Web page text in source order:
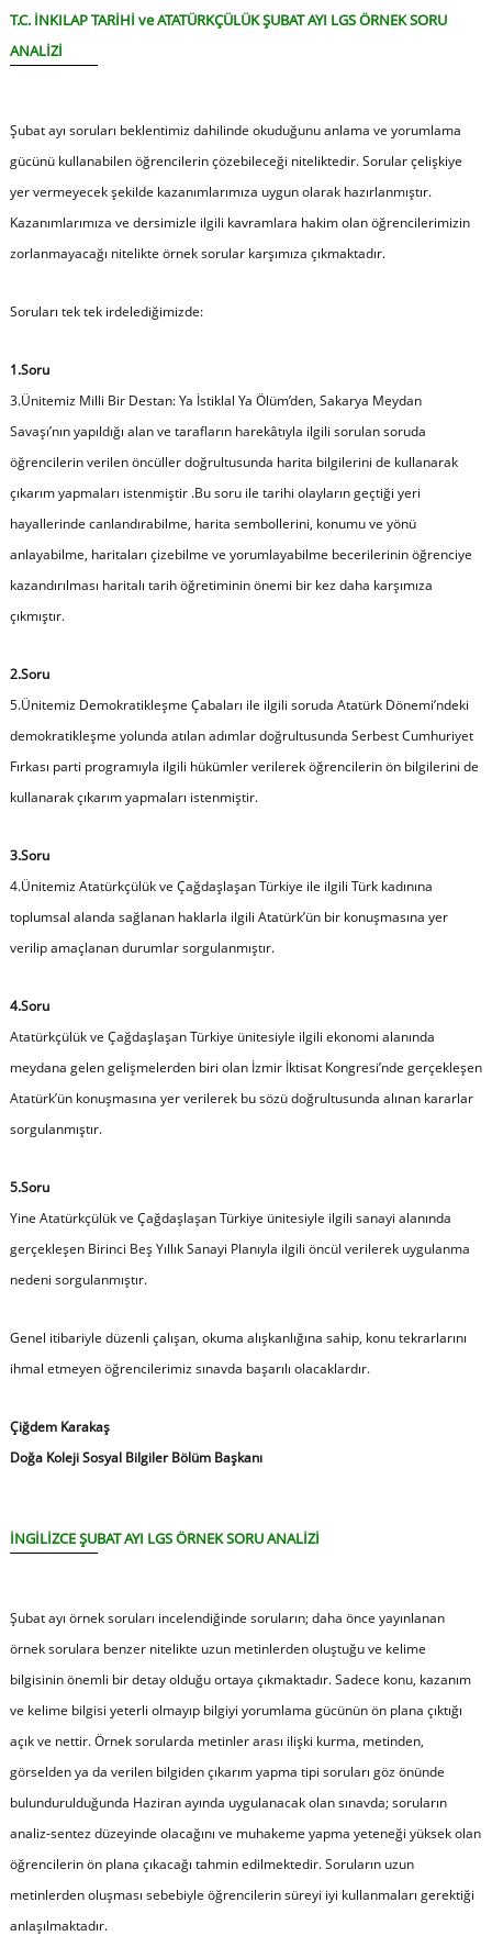
T.C. İNKILAP TARİHİ ve ATATÜRKÇÜLÜK ŞUBAT AYI LGS ÖRNEK SORU
ANALİZİ
Şubat ayı soruları beklentimiz dahilinde okuduğunu anlama ve yorumlama
gücünü kullanabilen öğrencilerin çözebileceği niteliktedir. Sorular çelişkiye
yer vermeyecek şekilde kazanımlarımıza uygun olarak hazırlanmıştır.
Kazanımlarımıza ve dersimizle ilgili kavramlara hakim olan öğrencilerimizin
zorlanmayacağı nitelikte örnek sorular karşımıza çıkmaktadır.
Soruları tek tek irdelediğimizde:
1.Soru
3.Ünitemiz Milli Bir Destan: Ya İstiklal Ya Ölüm’den, Sakarya Meydan
Savaşı’nın yapıldığı alan ve tarafların harekâtıyla ilgili sorulan soruda
öğrencilerin verilen öncüller doğrultusunda harita bilgilerini de kullanarak
çıkarım yapmaları istenmiştir .Bu soru ile tarihi olayların geçtiği yeri
hayallerinde canlandırabilme, harita sembollerini, konumu ve yönü
anlayabilme, haritaları çizebilme ve yorumlayabilme becerilerinin öğrenciye
kazandırılması haritalı tarih öğretiminin önemi bir kez daha karşımıza
çıkmıştır.
2.Soru
5.Ünitemiz Demokratikleşme Çabaları ile ilgili soruda Atatürk Dönemi’ndeki
demokratikleşme yolunda atılan adımlar doğrultusunda Serbest Cumhuriyet
Fırkası parti programıyla ilgili hükümler verilerek öğrencilerin ön bilgilerini de
kullanarak çıkarım yapmaları istenmiştir.
3.Soru
4.Ünitemiz Atatürkçülük ve Çağdaşlaşan Türkiye ile ilgili Türk kadınına
toplumsal alanda sağlanan haklarla ilgili Atatürk’ün bir konuşmasına yer
verilip amaçlanan durumlar sorgulanmıştır.
4.Soru
Atatürkçülük ve Çağdaşlaşan Türkiye ünitesiyle ilgili ekonomi alanında
meydana gelen gelişmelerden biri olan İzmir İktisat Kongresi’nde gerçekleşen
Atatürk’ün konuşmasına yer verilerek bu sözü doğrultusunda alınan kararlar
sorgulanmıştır.
5.Soru
Yine Atatürkçülük ve Çağdaşlaşan Türkiye ünitesiyle ilgili sanayi alanında
gerçekleşen Birinci Beş Yıllık Sanayi Planıyla ilgili öncül verilerek uygulanma
nedeni sorgulanmıştır.
Genel itibariyle düzenli çalışan, okuma alışkanlığına sahip, konu tekrarlarını
ihmal etmeyen öğrencilerimiz sınavda başarılı olacaklardır.
Çiğdem Karakaş
Doğa Koleji Sosyal Bilgiler Bölüm Başkanı
İNGİLİZCEŞUBAT AYI LGS ÖRNEK SORU ANALİZİ
Şubat ayı örnek soruları incelendiğinde soruların; daha önce yayınlanan
örnek sorulara benzer nitelikte uzun metinlerden oluştuğu ve kelime
bilgisinin önemli bir detay olduğu ortaya çıkmaktadır. Sadece konu, kazanım
ve kelime bilgisi yeterli olmayıp bilgiyi yorumlama gücünün ön plana çıktığı
açık ve nettir. Örnek sorularda metinler arası ilişki kurma, metinden,
görselden ya da verilen bilgiden çıkarım yapma tipi soruları göz önünde
bulundurulduğunda Haziran ayında uygulanacak olan sınavda; soruların
analiz-sentez düzeyinde olacağını ve muhakeme yapma yeteneği yüksek olan
öğrencilerin ön plana çıkacağı tahmin edilmektedir. Soruların uzun
metinlerden oluşması sebebiyle öğrencilerin süreyi iyi kullanmaları gerektiği
anlaşılmaktadır.